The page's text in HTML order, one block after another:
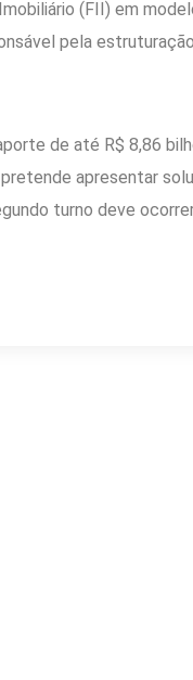
(FII) em
pela
de até R$ 8,86
apresentar
turno deve